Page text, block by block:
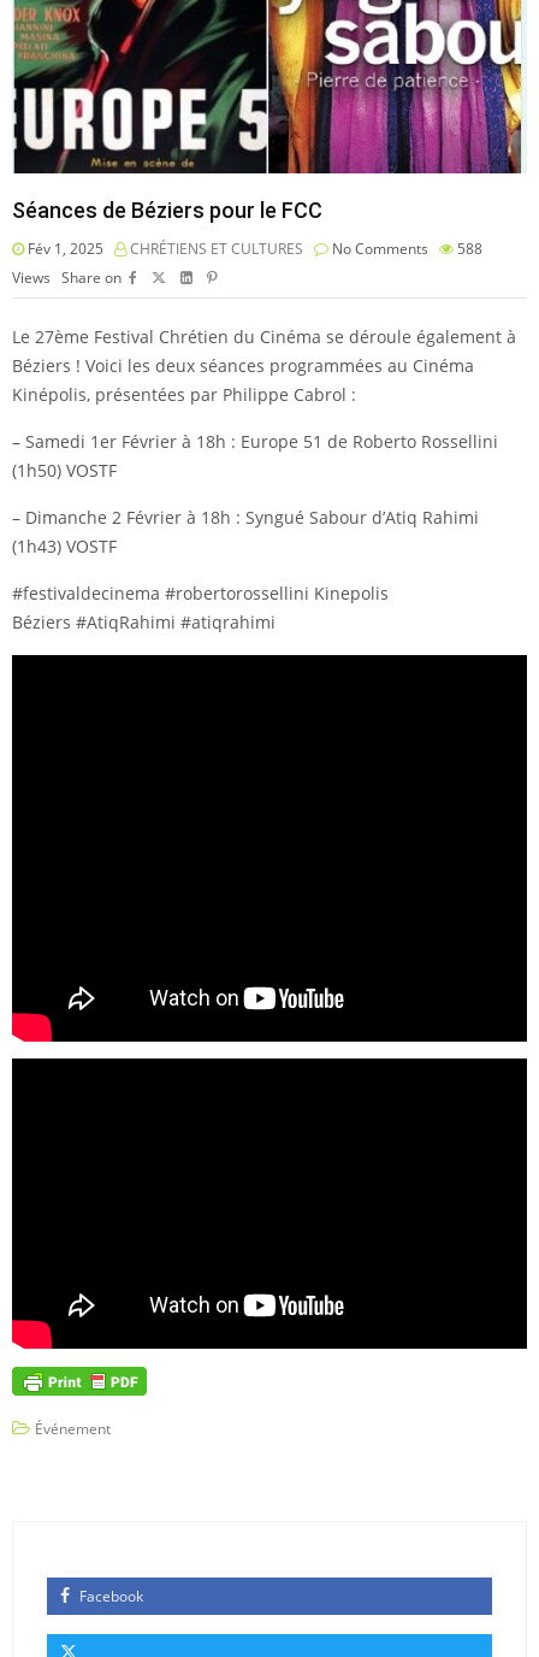
Séances de Béziers pour le FCC
Fév 1, 2025 CHRÉTIENS ET CULTURES No Comments
588
Views Share on
Le 27ème Festival Chrétien du Cinéma se déroule également à
Béziers ! Voici les deux séances programmées au Cinéma
Kinépolis, présentées par Philippe Cabrol :
– Samedi 1er Février à 18h : Europe 51 de Roberto Rossellini
(1h50) VOSTF
– Dimanche 2 Février à 18h : Syngué Sabour d’Atiq Rahimi
(1h43) VOSTF
#festivaldecinema #robertorossellini Kinepolis
Béziers #AtiqRahimi #atiqrahimi
Événement
Facebook